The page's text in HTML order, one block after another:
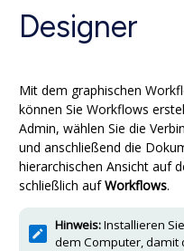
Designer
Mit dem graphischen
können Sie Workflows
Admin, wählen Sie die
und anschließend die
hierarchischen Ansicht auf
schließlich aufWorkflows.
Hinweis:Installieren Sie
dem Computer, damit